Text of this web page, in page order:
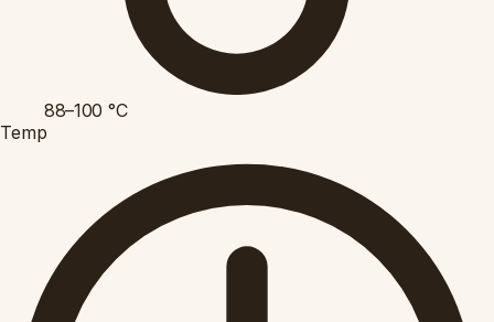
88–100 °C
Temp